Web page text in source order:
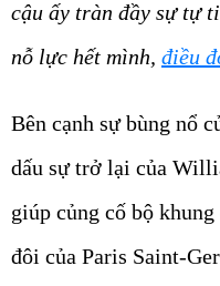
cậu ấy tràn đầy sự tự
nỗ lực hết mình, điều
Bên cạnh sự bùng nổ
dấu sự trở lại của
giúp củng cố bộ
đôi của Paris Saint-